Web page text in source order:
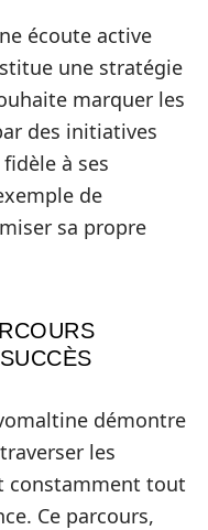
écoute active
une stratégie
marquer les
des initiatives
à ses
de
sa propre
démontre
les
constamment tout
Ce parcours,